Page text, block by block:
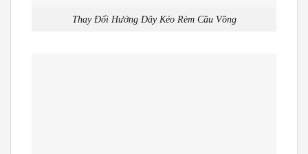
Thay Đổi Hướng Dây Kéo Rèm Cầu Vồng